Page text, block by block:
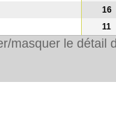
16
11
masquer le détail